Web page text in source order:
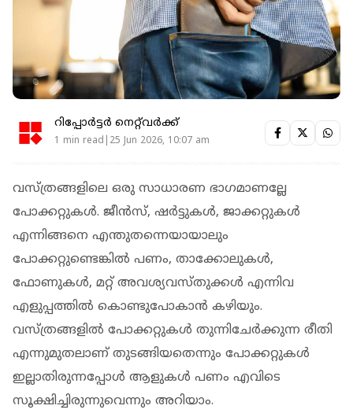
റിപ്പോർട്ടർ നെറ്റ്‌വര്‍ക്ക്‌
1 min read|25 Jun 2026, 10:07 am
വസ്ത്രങ്ങളിലെ ഒരു സാധാരണ ഭാഗമാണല്ലേ
പോക്കറ്റുകള്‍. ജീന്‍സ്, ഷര്‍ട്ടുകള്‍, ജാക്കറ്റുകള്‍
എന്നിങ്ങനെ എന്തുതന്നെയായാലും
പോക്കറ്റുണ്ടെങ്കില്‍ പണം, താക്കോലുകള്‍,
ഫോണുകള്‍, മറ്റ് അവശ്യവസ്തുക്കള്‍ എന്നിവ
എളുപ്പത്തില്‍ കൊണ്ടുപോകാന്‍ കഴിയും.
വസ്ത്രങ്ങളില്‍ പോക്കറ്റുകള്‍ തുന്നിചേര്‍ക്കുന്ന രീതി
എന്നുമുതലാണ് തുടങ്ങിയതെന്നും പോക്കറ്റുകള്‍
ഇല്ലാതിരുന്നപ്പോള്‍ ആളുകള്‍ പണം എവിടെ
സൂക്ഷിച്ചിരുന്നുവെന്നും അറിയാം.